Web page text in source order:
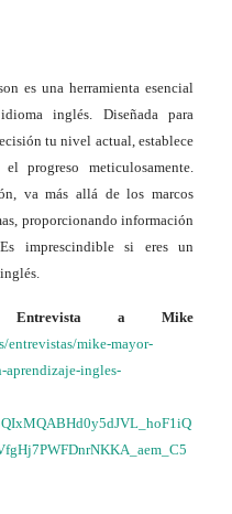
es una herramienta esencial
inglés. Diseñada para
tu nivel actual, establece
progreso meticulosamente.
va más allá de los marcos
proporcionando información
imprescindible si eres un
Entrevista a Mike
entrevistas/mike-mayor-
ingles-